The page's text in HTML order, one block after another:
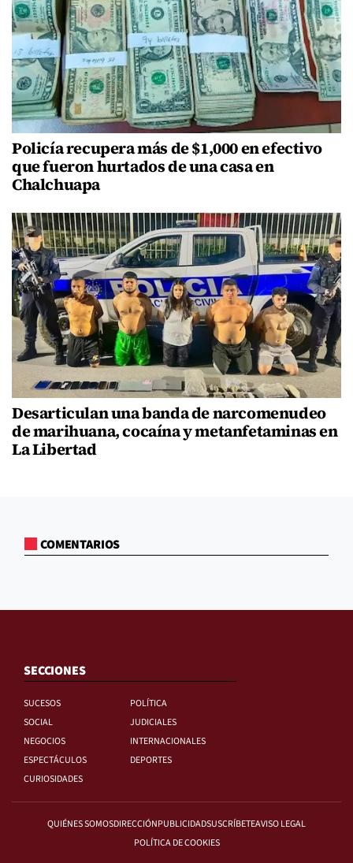
Policía recupera más de $1,000 en efectivo
que fueron hurtados de una casa en
Chalchuapa
Desarticulan una banda de narcomenudeo
de marihuana, cocaína y metanfetaminas en
La Libertad
COMENTARIOS
SECCIONES
SUCESOS
POLÍTICA
SOCIAL
JUDICIALES
NEGOCIOS
INTERNACIONALES
ESPECTÁCULOS
DEPORTES
CURIOSIDADES
QUIÉNES SOMOSDIRECCIÓNPUBLICIDADSUSCRÍBETEAVISO LEGAL
POLÍTICA DE COOKIES